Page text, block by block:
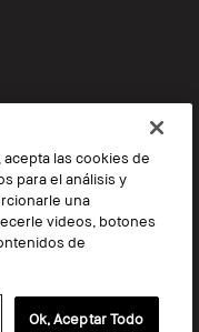
todos los
las cookies de
para el análisis y
una
videos, botones
de
Ok, Aceptar Todo